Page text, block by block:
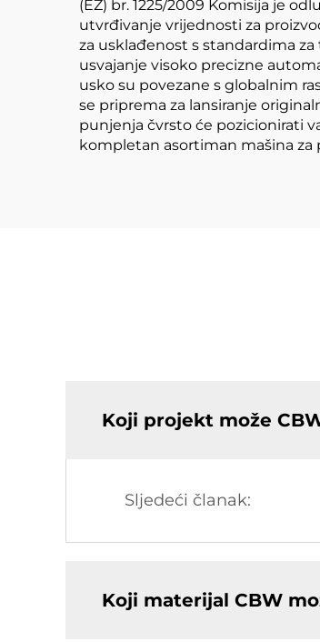
(EZ) br. 1225/2009 Komisija je
utvrđivanje vrijednosti za
za usklađenost s standardima
usvajanje visoko precizne
usko su povezane s globalnim
se priprema za lansiranje
punjenja čvrsto će pozicionirati
kompletan asortiman mašina za
Koji projekt može
Sljedeći članak:
Koji materijal CBW